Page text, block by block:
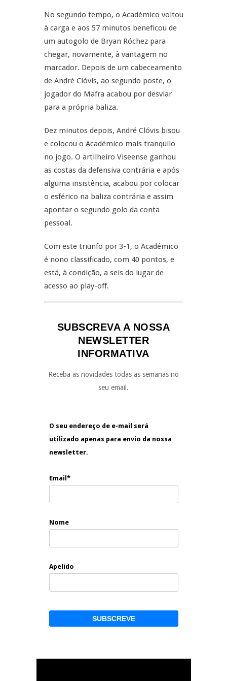
No segundo tempo, o Académico voltou
à carga e aos 57 minutos beneficou de
um autogolo de Bryan Róchez para
chegar, novamente, à vantagem no
marcador. Depois de um cabeceamento
de André Clóvis, ao segundo poste, o
jogador do Mafra acabou por desviar
para a própria baliza.
Dez minutos depois, André Clóvis bisou
e colocou o Académico mais tranquilo
no jogo. O artilheiro Viseense ganhou
as costas da defensiva contrária e após
alguma insistência, acabou por colocar
o esférico na baliza contrária e assim
apontar o segundo golo da conta
pessoal.
Com este triunfo por 3-1, o Académico
é nono classificado, com 40 pontos, e
está, à condição, a seis do lugar de
acesso ao play-off.
SUBSCREVA A NOSSA
NEWSLETTER
INFORMATIVA
Receba as novidades todas as semanas no
seu email.
O seu endereço de e-mail será
utilizado apenas para envio da nossa
newsletter.
Email*
Nome
Apelido